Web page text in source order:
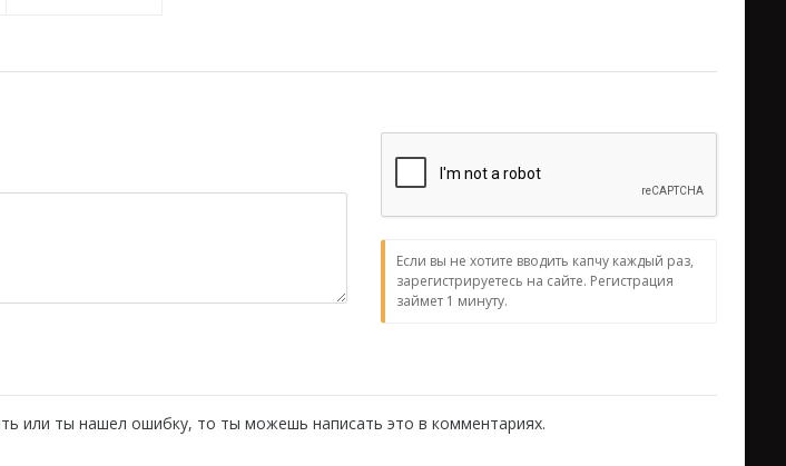
Если вы не хотите вводить капчу каждый раз,
зарегистрируетесь на сайте. Регистрация
займет 1 минуту.
или ты нашел ошибку, то ты можешь написать это в комментариях.